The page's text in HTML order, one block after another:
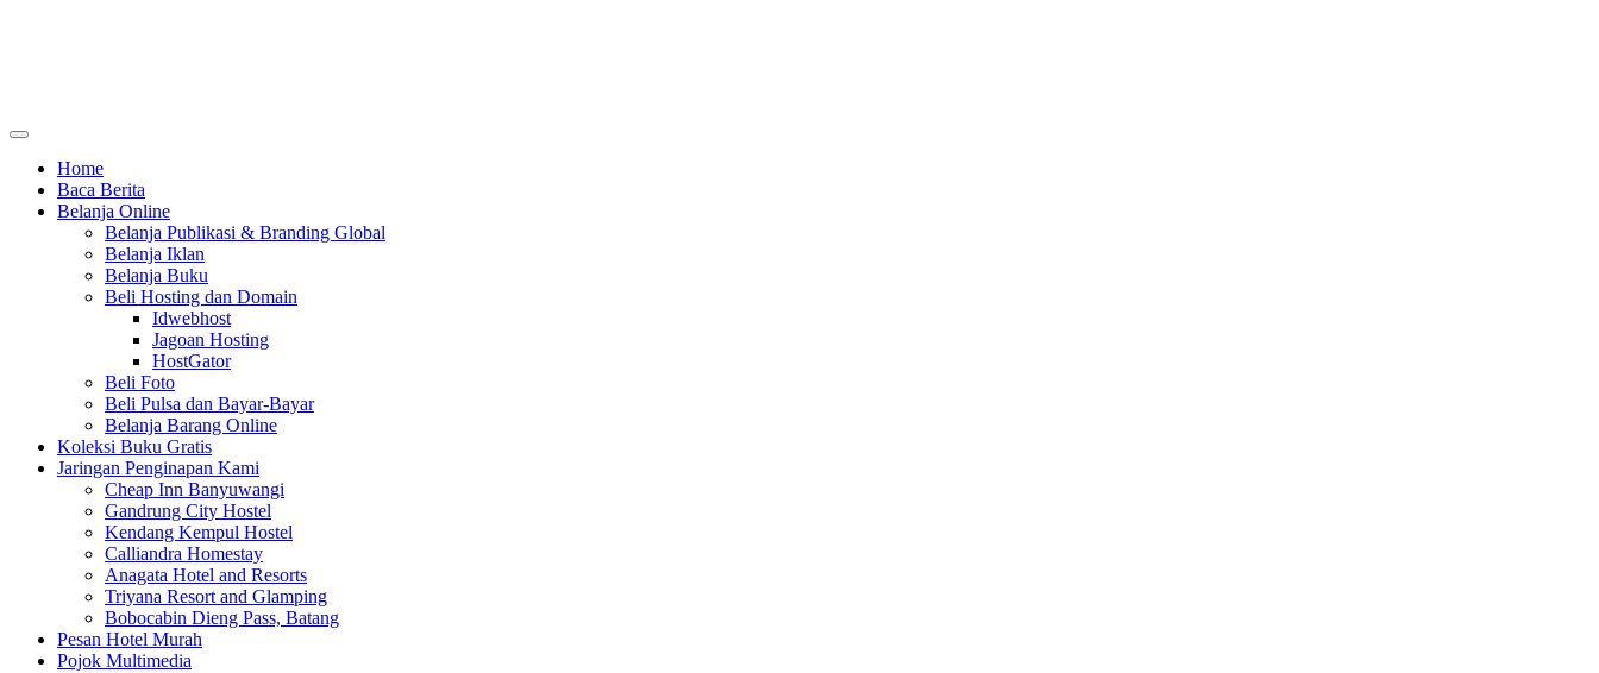
Home
Baca Berita
Belanja Online
Belanja Publikasi & Branding Global
Belanja Iklan
Belanja Buku
Beli Hosting dan Domain
Idwebhost
Jagoan Hosting
HostGator
Beli Foto
Beli Pulsa dan Bayar-Bayar
Belanja Barang Online
Koleksi Buku Gratis
Jaringan Penginapan Kami
Cheap Inn Banyuwangi
Gandrung City Hostel
Kendang Kempul Hostel
Calliandra Homestay
Anagata Hotel and Resorts
Triyana Resort and Glamping
Bobocabin Dieng Pass, Batang
Pesan Hotel Murah
Pojok Multimedia